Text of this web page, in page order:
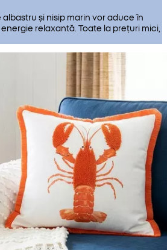
și nisip marin vor aduce în
relaxantă. Toate la prețuri mici,